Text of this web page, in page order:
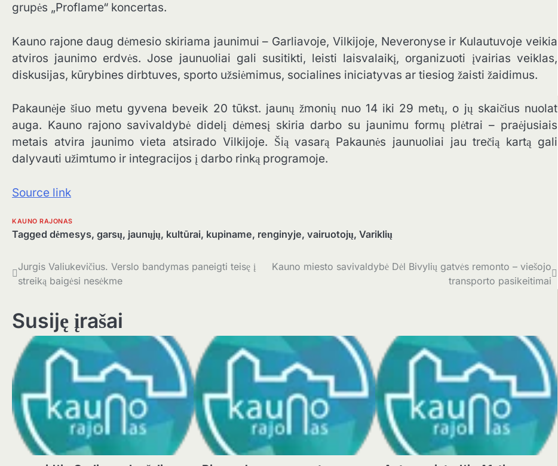
grupės „Proflame“ koncertas.
Kauno rajone daug dėmesio skiriama jaunimui – Garliavoje, Vilkijoje, Neveronyse ir Kulautuvoje veikia
atviros jaunimo erdvės. Jose jaunuoliai gali susitikti, leisti laisvalaikį, organizuoti įvairias veiklas,
diskusijas, kūrybines dirbtuves, sporto užsiėmimus, socialines iniciatyvas ar tiesiog žaisti žaidimus.
Pakaunėje šiuo metu gyvena beveik 20 tūkst. jaunų žmonių nuo 14 iki 29 metų, o jų skaičius nuolat
auga. Kauno rajono savivaldybė didelį dėmesį skiria darbo su jaunimu formų plėtrai – praėjusiais
metais atvira jaunimo vieta atsirado Vilkijoje. Šią vasarą Pakaunės jaunuoliai jau trečią kartą gali
dalyvauti užimtumo ir integracijos į darbo rinką programoje.
Source link
KAUNO RAJONAS
Tagged dėmesys, garsų, jaunųjų, kultūrai, kupiname, renginyje, vairuotojų, Variklių
Navigacija
įrašų
Jurgis Valiukevičius. Verslo bandymas paneigti teisę į
streiką baigėsi nesėkme
Kauno miesto savivaldybė Dėl Bivylių gatvės remonto – viešojo
transporto pasikeitimai
Susiję įrašai